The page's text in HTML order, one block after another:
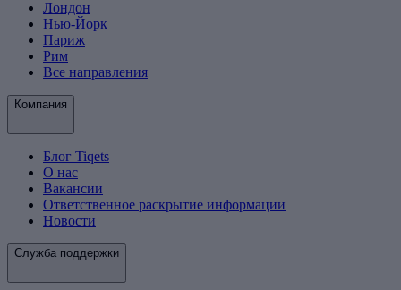
Лондон
Нью-Йорк
Париж
Рим
Все направления
Компания
Блог Tiqets
О нас
Вакансии
Ответственное раскрытие информации
Новости
Служба поддержки